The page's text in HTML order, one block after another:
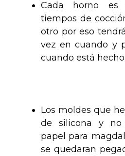
Cada horno
tiempos de
otro por eso
vez en cuando y
cuando está
Los moldes que
de silicona y no
papel para
se quedaran